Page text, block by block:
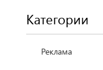
Категории
Реклама